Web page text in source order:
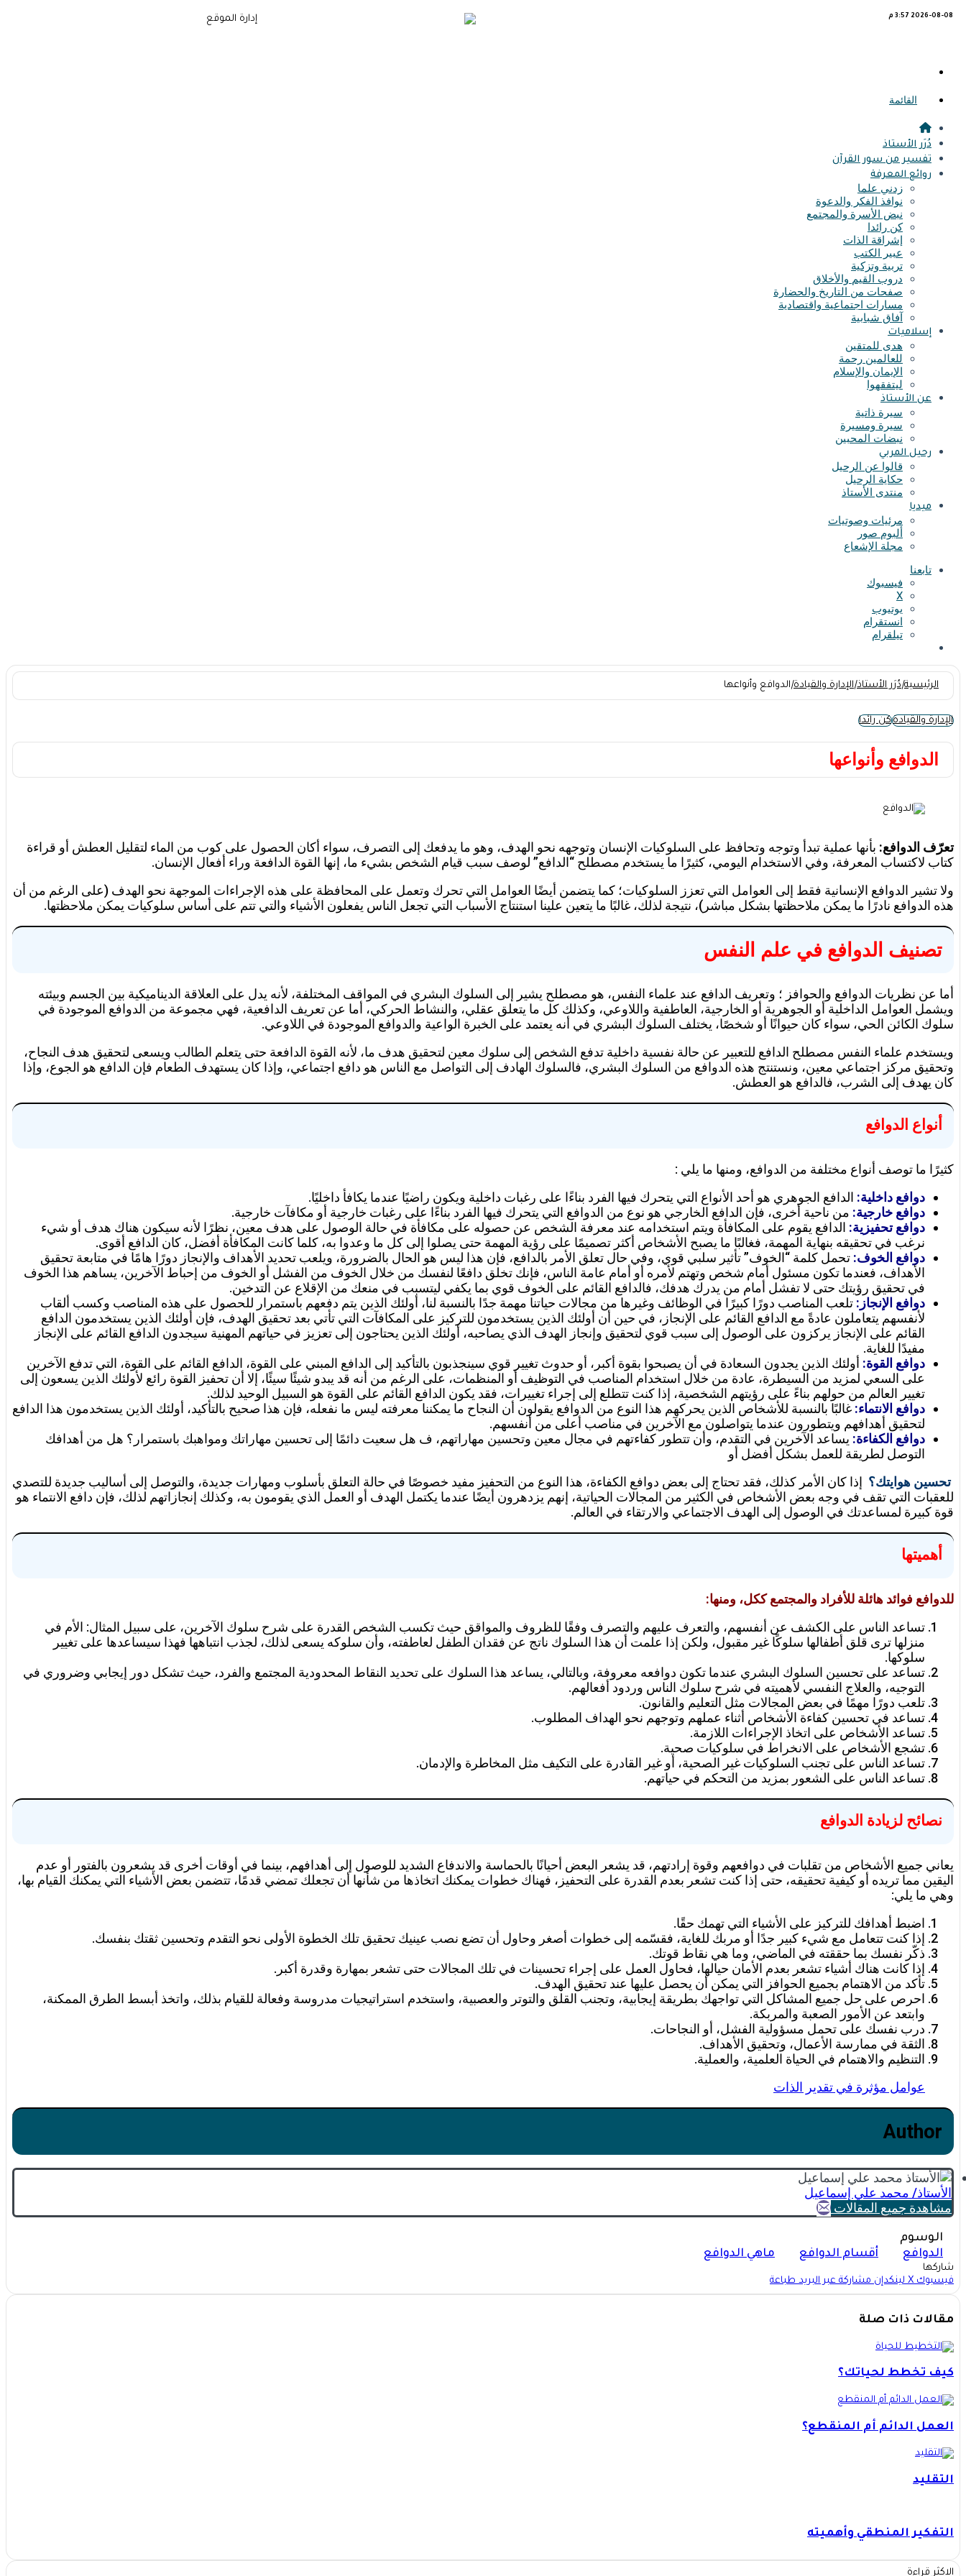
2026-08-08 3:57 م
القائمة
دُرَر الأستاذ
تفسير من سور القرآن
روائع المعرفة
زدني علما
نوافذ الفكر والدعوة
نبض الأسرة والمجتمع
كن رائدا
إشراقة الذات
عبير الكتب
تربية وتزكية
دروب القيم والأخلاق
صفحات من التاريخ والحضارة
مسارات اجتماعية واقتصادية
آفاق شبابية
إسلاميات
هدى للمتقين
للعالمين رحمة
الإيمان والإسلام
ليتفقهوا
عن الأستاذ
سيرة ذاتية
سيرة ومسيرة
نبضات المحبين
رحيل المربي
قالوا عن الرحيل
حكاية الرحيل
منتدى الأستاذ
ميديا
مرئيات وصوتيات
ألبوم صور
مجلة الإشعاع
تابعنا
فيسبوك
X
يوتيوب
انستقرام
تيلقرام
الرئيسية|دُرَر الأستاذ|الإدارة والقيادة|الدوافع وأنواعها
الإدارة والقيادةكن رائدا
الدوافع وأنواعها
تعرّف الدوافع: بأنها عملية تبدأ وتوجه وتحافظ على السلوكيات الإنسان وتوجهه نحو الهدف، وهو ما يدفعك إلى التصرف، سواء أكان الحصول على كوب من الماء لتقليل العطش أو قراءة
كتاب لاكتساب المعرفة، وفي الاستخدام اليومي، كثيرًا ما يستخدم مصطلح “الدافع” لوصف سبب قيام الشخص بشيء ما، إنها القوة الدافعة وراء أفعال الإنسان.
ولا تشير الدوافع الإنسانية فقط إلى العوامل التي تعزز السلوكيات؛ كما يتضمن أيضًا العوامل التي تحرك وتعمل على المحافظة على هذه الإجراءات الموجهة نحو الهدف (على الرغم من أن
هذه الدوافع نادرًا ما يمكن ملاحظتها بشكل مباشر)، نتيجة لذلك، غالبًا ما يتعين علينا استنتاج الأسباب التي تجعل الناس يفعلون الأشياء والتي تتم على أساس سلوكيات يمكن ملاحظتها.
تصنيف الدوافع في علم النفس
أما عن نظريات الدوافع والحوافز ؛ وتعريف الدافع عند علماء النفس، هو مصطلح يشير إلى السلوك البشري في المواقف المختلفة، لأنه يدل على العلاقة الديناميكية بين الجسم وبيئته
ويشمل العوامل الداخلية أو الجوهرية أو الخارجية، العاطفية واللاوعي، وكذلك كل ما يتعلق عقلي، والنشاط الحركي، أما عن تعريف الدافعية، فهي مجموعة من الدوافع الموجودة في
سلوك الكائن الحي، سواء كان حيوانًا أو شخصًا، يختلف السلوك البشري في أنه يعتمد على الخبرة الواعية والدوافع الموجودة في اللاوعي.
ويستخدم علماء النفس مصطلح الدافع للتعبير عن حالة نفسية داخلية تدفع الشخص إلى سلوك معين لتحقيق هدف ما، لأنه القوة الدافعة حتى يتعلم الطالب ويسعى لتحقيق هدف النجاح،
وتحقيق مركز اجتماعي معين، ونستنتج هذه الدوافع من السلوك البشري، فالسلوك الهادف إلى التواصل مع الناس هو دافع اجتماعي، وإذا كان يستهدف الطعام فإن الدافع هو الجوع، وإذا
كان يهدف إلى الشرب، فالدافع هو العطش.
أنواع الدوافع
كثيرًا ما توصف أنواع مختلفة من الدوافع، ومنها ما يلي :
دوافع داخلية: الدافع الجوهري هو أحد الأنواع التي يتحرك فيها الفرد بناءًا على رغبات داخلية ويكون راضيًا عندما يكافأ داخليًا.
دوافع خارجية: من ناحية أخرى، فإن الدافع الخارجي هو نوع من الدوافع التي يتحرك فيها الفرد بناءًا على رغبات خارجية أو مكافآت خارجية.
دوافع تحفيزية: الدافع يقوم على المكافأة ويتم استخدامه عند معرفة الشخص عن حصوله على مكافأة في حالة الوصول على هدف معين، نظرًا لأنه سيكون هناك هدف أو شيء
نرغب في تحقيقه بنهاية المهمة، فغالبًا ما يصبح الأشخاص أكثر تصميمًا على رؤية المهمة حتى يصلوا إلى كل ما وعدوا به، كلما كانت المكافأة أفضل، كان الدافع أقوى.
دوافع الخوف: تحمل كلمة “الخوف” تأثير سلبي قوي، وفي حال تعلق الأمر بالدافع، فإن هذا ليس هو الحال بالضرورة، ويلعب تحديد الأهداف والإنجاز دورًا هامًا في متابعة تحقيق
الأهداف، فعندما تكون مسئول أمام شخص وتهتم لأمره أو أمام عامة الناس، فإنك تخلق دافعًا لنفسك من خلال الخوف من الفشل أو الخوف من إحباط الآخرين، يساهم هذا الخوف
في تحقيق رؤيتك حتى لا تفشل أمام من يدرك هدفك، فالدافع القائم على الخوف قوي بما يكفي ليتسبب في منعك من الإقلاع عن التدخين.
دوافع الإنجاز: تلعب المناصب دورًا كبيرًا في الوظائف وغيرها من مجالات حياتنا مهمة جدًا بالنسبة لنا، أولئك الذين يتم دفعهم باستمرار للحصول على هذه المناصب وكسب ألقاب
لأنفسهم يتعاملون عادةً مع الدافع القائم على الإنجاز، في حين أن أولئك الذين يستخدمون للتركيز على المكافآت التي تأتي بعد تحقيق الهدف، فإن أولئك الذين يستخدمون الدافع
القائم على الإنجاز يركزون على الوصول إلى سبب قوي لتحقيق وإنجاز الهدف الذي يصاحبه، أولئك الذين يحتاجون إلى تعزيز في حياتهم المهنية سيجدون الدافع القائم على الإنجاز
مفيدًا للغاية.
دوافع القوة: أولئك الذين يجدون السعادة في أن يصبحوا بقوة أكبر، أو حدوث تغيير قوي سينجذبون بالتأكيد إلى الدافع المبني على القوة، الدافع القائم على القوة، التي تدفع الآخرين
على السعي لمزيد من السيطرة، عادة من خلال استخدام المناصب في التوظيف أو المنظمات، على الرغم من أنه قد يبدو شيئًا سيئًا، إلا أن تحفيز القوة رائع لأولئك الذين يسعون إلى
تغيير العالم من حولهم بناءً على رؤيتهم الشخصية، إذا كنت تتطلع إلى إجراء تغييرات، فقد يكون الدافع القائم على القوة هو السبيل الوحيد لذلك.
دوافع الانتماء: غالبًا بالنسبة للأشخاص الذين يحركهم هذا النوع من الدوافع يقولون أن النجاح ما يمكننا معرفته ليس ما نفعله، فإن هذا صحيح بالتأكيد، أولئك الذين يستخدمون هذا الدافع
لتحقيق أهدافهم ويتطورون عندما يتواصلون مع الآخرين في مناصب أعلى من أنفسهم.
دوافع الكفاءة: يساعد الآخرين في التقدم، وأن تتطور كفاءتهم في مجال معين وتحسين مهاراتهم، ف هل سعيت دائمًا إلى تحسين مهاراتك ومواهبك باستمرار؟ هل من أهدافك
التوصل لطريقة للعمل بشكل أفضل أو
تحسين هوايتك؟ إذا كان الأمر كذلك، فقد تحتاج إلى بعض دوافع الكفاءة، هذا النوع من التحفيز مفيد خصوصًا في حالة التعلق بأسلوب ومهارات جديدة، والتوصل إلى أساليب جديدة للتصدي
للعقبات التي تقف في وجه بعض الأشخاص في الكثير من المجالات الحياتية، إنهم يزدهرون أيضًا عندما يكتمل الهدف أو العمل الذي يقومون به، وكذلك إنجازاتهم لذلك، فإن دافع الانتماء هو
قوة كبيرة لمساعدتك في الوصول إلى الهدف الاجتماعي والارتقاء في العالم.
أهميتها
للدوافع فوائد هائلة للأفراد والمجتمع ككل، ومنها:
تساعد الناس على الكشف عن أنفسهم، والتعرف عليهم والتصرف وفقًا للظروف والمواقق حيث تكسب الشخص القدرة على شرح سلوك الآخرين، على سبيل المثال: الأم في
منزلها ترى قلق أطفالها سلوكًا غير مقبول، ولكن إذا علمت أن هذا السلوك ناتج عن فقدان الطفل لعاطفته، وأن سلوكه يسعى لذلك، لجذب انتباهها فهذا سيساعدها على تغيير
سلوكها.
تساعد على تحسين السلوك البشري عندما تكون دوافعه معروفة، وبالتالي، يساعد هذا السلوك على تحديد النقاط المحدودية المجتمع والفرد، حيث تشكل دور إيجابي وضروري في
التوجيه، والعلاج النفسي لأهميته في شرح سلوك الناس وردود أفعالهم.
تلعب دورًا مهمًا في بعض المجالات مثل التعليم والقانون.
تساعد في تحسين كفاءة الأشخاص أثناء عملهم وتوجهم نحو الهداف المطلوب.
تساعد الأشخاص على اتخاذ الإجراءات اللازمة.
تشجع الأشخاص على الانخراط في سلوكيات صحية.
تساعد الناس على تجنب السلوكيات غير الصحية، أو غير القادرة على التكيف مثل المخاطرة والإدمان.
تساعد الناس على الشعور بمزيد من التحكم في حياتهم.
نصائح لزيادة الدوافع
يعاني جميع الأشخاص من تقلبات في دوافعهم وقوة إرادتهم، قد يشعر البعض أحيانًا بالحماسة والاندفاع الشديد للوصول إلى أهدافهم، بينما في أوقات أخرى قد يشعرون بالفتور أو عدم
اليقين مما تريده أو كيفية تحقيقه، حتى إذا كنت تشعر بعدم القدرة على التحفيز، فهناك خطوات يمكنك اتخاذها من شأنها أن تجعلك تمضي قدمًا، تتضمن بعض الأشياء التي يمكنك القيام بها،
وهي ما يلي:
اضبط أهدافك للتركيز على الأشياء التي تهمك حقًا.
إذا كنت تتعامل مع شيء كبير جدًا أو مربك للغاية، فقسّمه إلى خطوات أصغر وحاول أن تضع نصب عينيك تحقيق تلك الخطوة الأولى نحو التقدم وتحسين ثقتك بنفسك.
ذكّر نفسك بما حققته في الماضي، وما هي نقاط قوتك.
إذا كانت هناك أشياء تشعر بعدم الأمان حيالها، فحاول العمل على إجراء تحسينات في تلك المجالات حتى تشعر بمهارة وقدرة أكبر.
تأكد من الاهتمام بجميع الحوافز التي يمكن أن يحصل عليها عند تحقيق الهدف.
احرص على حل جميع المشاكل التي تواجهك بطريقة إيجابية، وتجنب القلق والتوتر والعصبية، واستخدم استراتيجيات مدروسة وفعالة للقيام بذلك، واتخذ أبسط الطرق الممكنة،
وابتعد عن الأمور الصعبة والمربكة.
درب نفسك على تحمل مسؤولية الفشل، أو النجاحات.
الثقة في ممارسة الأعمال، وتحقيق الأهداف.
التنظيم والاهتمام في الحياة العلمية، والعملية.
عوامل مؤثرة في تقدير الذات
Author
الأستاذ/ محمد علي إٍسماعيل
مشاهدة جميع المقالات
الوسوم
الدوافع
أقسام الدوافع ماهي الدوافع
شاركها
فيسبوك X لينكدإن مشاركة عبر البريد طباعة
مقالات ذات صلة
كيف تخطط لحياتك؟
العمل الدائم أم المنقطع؟
التقليد
التفكير المنطقي وأهميته
الاكثر قراءة